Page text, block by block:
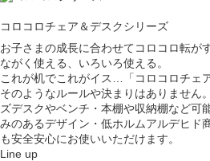
コロコロチェア＆デスクシリーズ
お子さまの成長に合わせてコロコロ転がす
ながく使える、いろいろ使える。
これが机でこれがイス…「コロコロチェ
そのようなルールや決まりはありません。
ズデスクやベンチ・ 本棚や収納棚など可
みのあるデザイン・低ホルムアルデヒド
も安全安心にお使いいただけます。
Line up